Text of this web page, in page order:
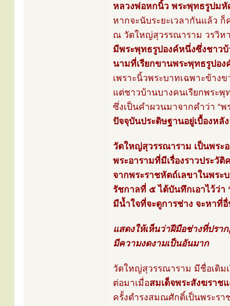
หลวงพ่อหกนิ้ว พระพุทธรูปมหั
หากจะนับระยะเวลากันแล้ว
ณ วัดใหญ่สุวรรณาราม วรวิหา
มีพระพุทธรูปองค์หนึ่งซึ่งชาว
นามที่เรียกขานพระพุทธรูปอ
เพราะนิ้วพระบาทเฉพาะข้าง
แต่ชาวบ้านบางคนเรียกพระ
ซึ่งเป็นคำผวนมาจากคำว่า “พ
ปัจจุบันประดิษฐานอยู่เบื้องหลั
วัดใหญ่สุวรรณาราม เป็นพระ
พระอารามที่มีเรื่องราวประวั
จากพระราชหัตถ์เลขาในพระ
รัชกาลที่ ๕ ได้บันทึกเอาไว้ว่า
มีน้ำใจที่จะดูการช่าง จะหาที่
แสดงให้เห็นว่าฝีมือช่างที่ปรา
มีความงดงามเป็นอันมาก
วัดใหญ่สุวรรณาราม มีชื่อเดิม
ต่อมาเมื่อสมเด็จพระสังฆราช
ครั้งดำรงสมณศักดิ์เป็นพระร